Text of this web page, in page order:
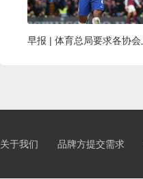
关于我们 品牌方提交需求